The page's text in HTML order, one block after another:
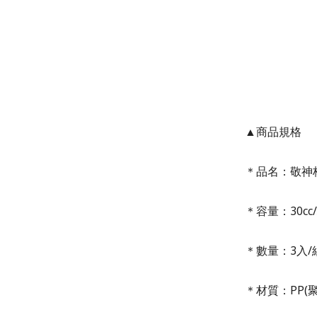
▲商品規格
＊品名：敬神
＊容量：
＊數量：3入/
＊材質：PP(